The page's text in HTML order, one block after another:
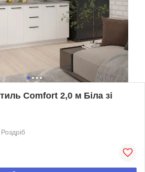
Comfort 2,0 м Біла зі
Роздріб